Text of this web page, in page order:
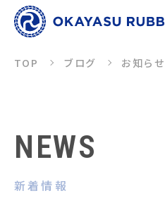
TOP ブログ お知らせ
NEWS
新着情報